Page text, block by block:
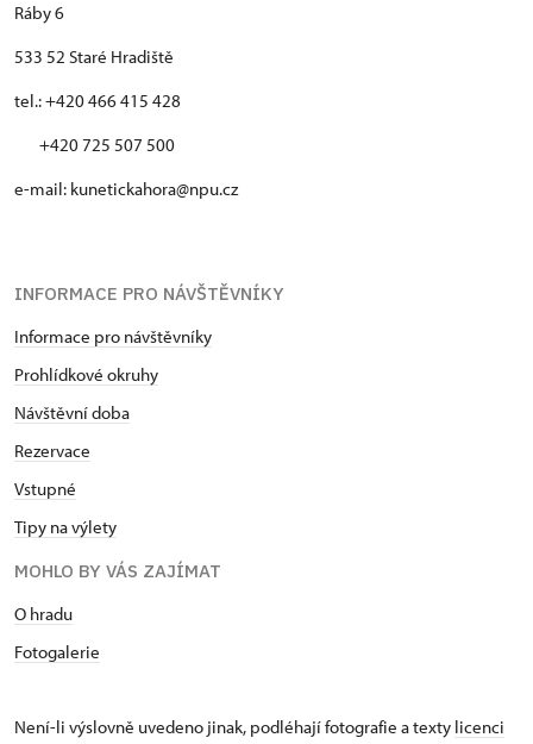
Ráby 6
533 52 Staré Hradiště
tel.: +420 466 415 428
+420 725 507 500
e-mail: kunetickahora@npu.cz
INFORMACE PRO NÁVŠTĚVNÍKY
Informace pro návštěvníky
Prohlídkové okruhy
Návštěvní doba
Rezervace
Vstupné
Tipy na výlety
MOHLO BY VÁS ZAJÍMAT
O hradu
Fotogalerie
Není-li výslovně uvedeno jinak, podléhají fotografie a texty licenci